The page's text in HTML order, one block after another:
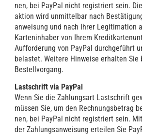
nen, bei Pay­Pal nicht regis­triert sein.
ak­ti­on wird unmit­tel­bar nach
an­wei­sung und nach Ihrer Legi­ti­ma­ti­on
Kar­ten­in­ha­ber von Ihrem
Auf­for­de­rung von Pay­Pal durch­ge­führt
belas­tet. Wei­te­re Hin­wei­se erhal­ten Sie
Bestellvorgang.
Last­schrift via Pay­Pal
Wenn Sie die Zah­lungs­art Last­schrift
müs­sen Sie, um den Rech­nungs­be­trag
nen, bei Pay­Pal nicht regis­triert sein.
der Zah­lungs­an­wei­sung ertei­len Sie